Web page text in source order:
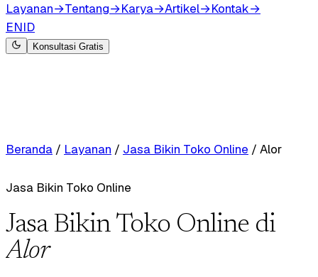
Layanan→Tentang→Karya→Artikel→Kontak→
ENID
Konsultasi Gratis
Beranda / Layanan / Jasa Bikin Toko Online / Alor
Jasa Bikin Toko Online
Jasa Bikin Toko Online di
Alor